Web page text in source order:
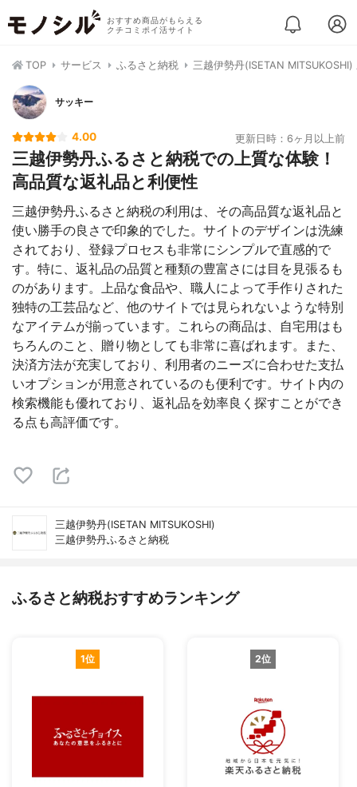
おすすめ商品がもらえる
クチコミポイ活サイト
TOP サービス ふるさと納税 三越伊勢丹(ISETAN
サッキー
4.00 更新日時：6ヶ月以上前
三越伊勢丹ふるさと納税での上質な体験！
高品質な返礼品と利便性
三越伊勢丹ふるさと納税の利用は、その高品質な返礼品と
使い勝手の良さで印象的でした。サイトのデザインは洗練
されており、登録プロセスも非常にシンプルで直感的で
す。特に、返礼品の品質と種類の豊富さには目を見張るも
のがあります。上品な食品や、職人によって手作りされた
独特の工芸品など、他のサイトでは見られないような特別
なアイテムが揃っています。これらの商品は、自宅用はも
ちろんのこと、贈り物としても非常に喜ばれます。また、
決済方法が充実しており、利用者のニーズに合わせた支払
いオプションが用意されているのも便利です。サイト内の
検索機能も優れており、返礼品を効率良く探すことができ
る点も高評価です。
三越伊勢丹(ISETAN MITSUKOSHI)
三越伊勢丹ふるさと納税
ふるさと納税おすすめランキング
1位 2位